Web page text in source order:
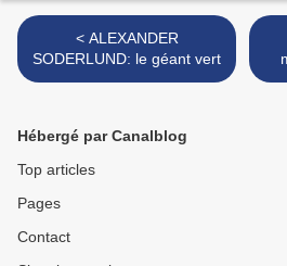
< ALEXANDER
SODERLUND: le géant vert
Hébergé par Canalblog
Top articles
Pages
Contact